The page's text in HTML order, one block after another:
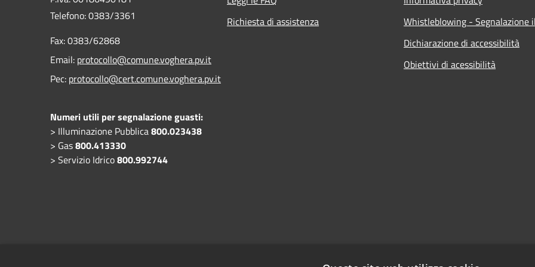
Telefono:0383/3361
Fax:0383/62868
Email: protocollo@comune.voghera.pv.it
Pec: protocollo@cert.comune.voghera.pv.it
Numeri utili per segnalazione guasti:
> Illuminazione Pubblica800.023438
> Gas800.413330
> Servizio Idrico800.992744
Richiesta di assistenza
Whistleblowing - Segnalazione
Dichiarazione di accessibilità
Obiettivi di acessibilità